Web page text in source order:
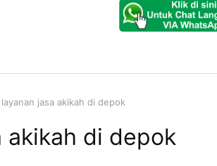
layanan jasa akikah di depok
akikah di depok